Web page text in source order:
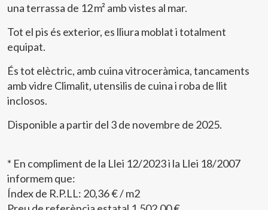
una terrassa de 12 m² amb vistes al mar.
Tot el pis és exterior, es lliura moblat i totalment
equipat.
És tot elèctric, amb cuina vitroceràmica, tancaments
amb vidre Climalit, utensilis de cuina i roba de llit
inclosos.
Disponible a partir del 3 de novembre de 2025.
* En compliment de la Llei 12/2023 i la Llei 18/2007
informem que:
Índex de R.P.LL: 20,36 € / m2
Tècniques i funcionals
Aquest lloc web utilitza cookies pròpies per recopilar